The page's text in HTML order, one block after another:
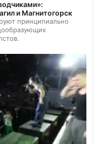
и Магнитогорск
принципиально